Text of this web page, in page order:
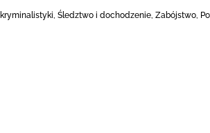
Śledztwo i dochodzenie, Zabójstwo,